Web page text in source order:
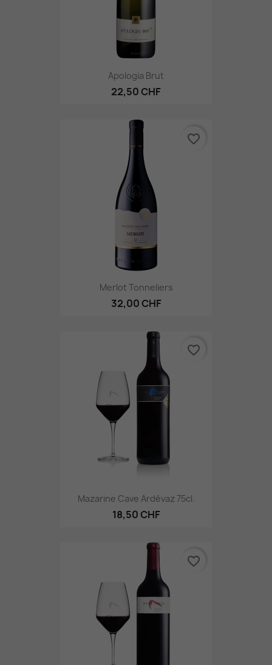
Apologia Brut
22,50 CHF
Merlot Tonneliers
32,00 CHF
favorite_border
Mazarine Cave Ardévaz 75cl.
18,50 CHF
favorite_border
favorite_border